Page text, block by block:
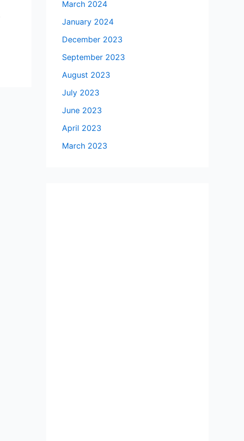
March 2024
January 2024
December 2023
September 2023
August 2023
July 2023
June 2023
April 2023
March 2023